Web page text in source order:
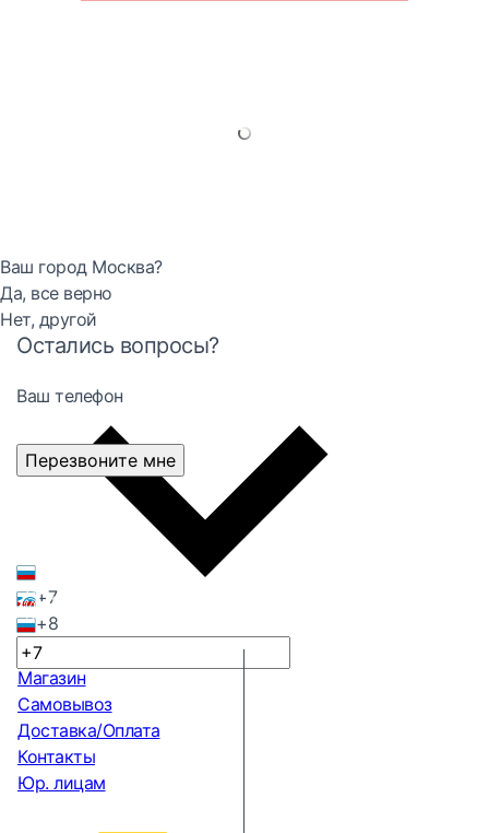
Ваш город Москва?
Да, все верно
Нет, другой
Остались вопросы?
Ваш телефон
+7
+8
Перезвоните мне
Магазин
Самовывоз
Доставка/Оплата
Контакты
Юр. лицам